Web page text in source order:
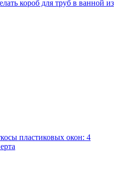
короб для труб в ванной из
пластиковых окон: 4